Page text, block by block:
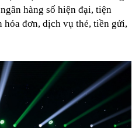
hàng số hiện đại, tiện
hóa đơn, dịch vụ thẻ, tiền gửi,